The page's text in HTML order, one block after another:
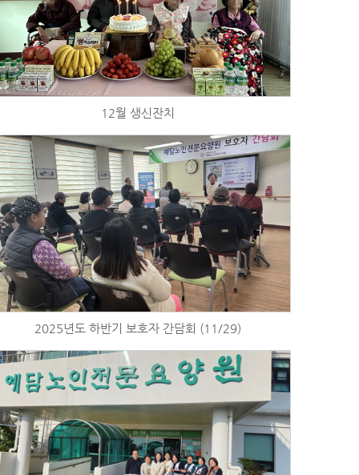
12월 생신잔치
2025년도 하반기 보호자 간담회 (11/29)